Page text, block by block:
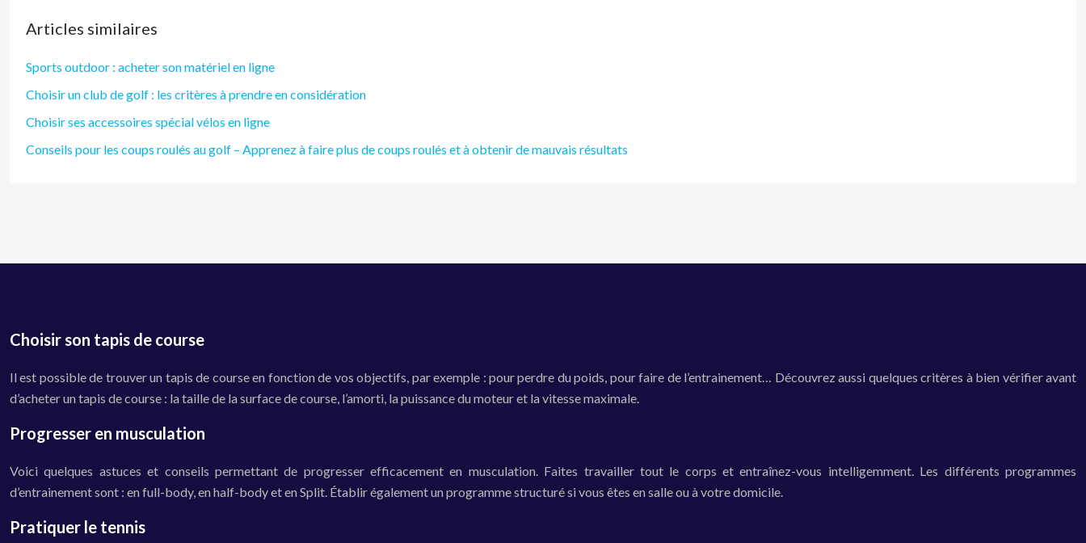
Articles similaires
Sports outdoor : acheter son matériel en ligne
Choisir un club de golf : les critères à prendre en considération
Choisir ses accessoires spécial vélos en ligne
Conseils pour les coups roulés au golf – Apprenez à faire plus de coups roulés et à obtenir de mauvais résultats
Choisir son tapis de course
Il est possible de trouver un tapis de course en fonction de vos objectifs, par exemple : pour perdre du poids, pour faire de l’entrainement… Découvrez aussi quelques critères à bien vérifier avant
d’acheter un tapis de course : la taille de la surface de course, l’amorti, la puissance du moteur et la vitesse maximale.
Progresser en musculation
Voici quelques astuces et conseils permettant de progresser efficacement en musculation. Faites travailler tout le corps et entraînez-vous intelligemment. Les différents programmes
d’entrainement sont : en full-body, en half-body et en Split. Établir également un programme structuré si vous êtes en salle ou à votre domicile.
Pratiquer le tennis